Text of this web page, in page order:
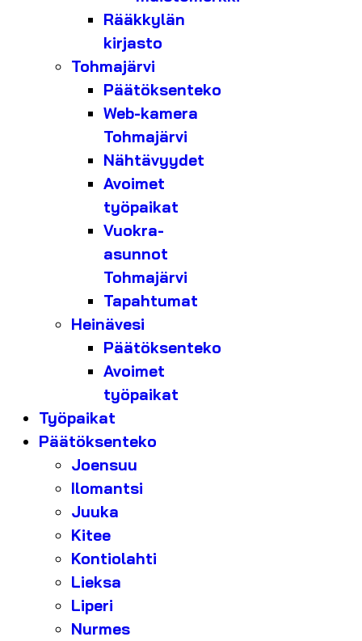
Rääkkylän
kirjasto
Tohmajärvi
Päätöksenteko
Web-kamera
Tohmajärvi
Nähtävyydet
Avoimet
työpaikat
Vuokra-
asunnot
Tohmajärvi
Tapahtumat
Heinävesi
Päätöksenteko
Avoimet
työpaikat
Työpaikat
Päätöksenteko
Joensuu
Ilomantsi
Juuka
Kitee
Kontiolahti
Lieksa
Liperi
Nurmes